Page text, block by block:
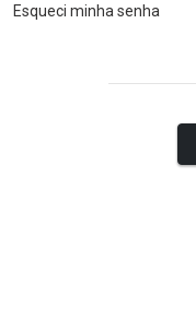
Esqueci minha senha